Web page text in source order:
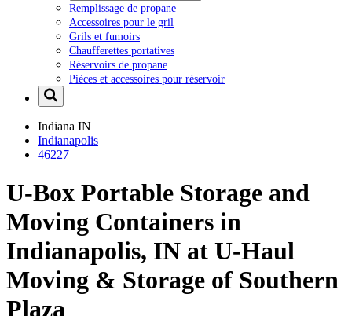
Remplissage de propane
Accessoires pour le gril
Grils et fumoirs
Chaufferettes portatives
Réservoirs de propane
Pièces et accessoires pour réservoir
Indiana IN
Indianapolis
46227
U-Box Portable Storage and
Moving Containers in
Indianapolis, IN at U-Haul
Moving & Storage of Southern
Plaza